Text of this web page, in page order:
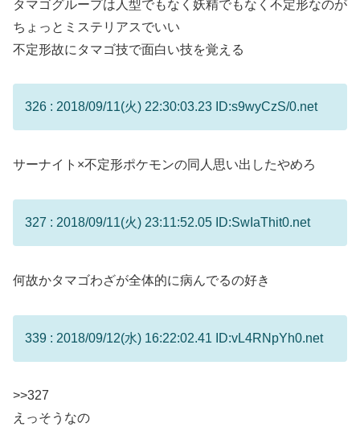
タマゴグループは人型でもなく妖精でもなく不定形なのが
ちょっとミステリアスでいい
不定形故にタマゴ技で面白い技を覚える
326 : 2018/09/11(火) 22:30:03.23 ID:s9wyCzS/0.net
サーナイト×不定形ポケモンの同人思い出したやめろ
327 : 2018/09/11(火) 23:11:52.05 ID:SwIaThit0.net
何故かタマゴわざが全体的に病んでるの好き
339 : 2018/09/12(水) 16:22:02.41 ID:vL4RNpYh0.net
>>327
えっそうなの